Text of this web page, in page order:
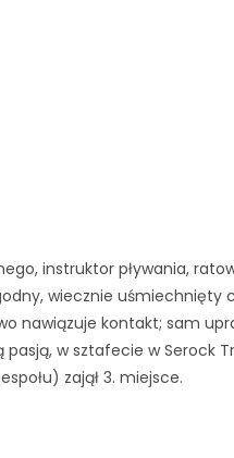
instruktor pływania,
wiecznie uśmiechnięty
nawiązuje kontakt; sam
pasją, w sztafecie w Serock
zajął 3. miejsce.